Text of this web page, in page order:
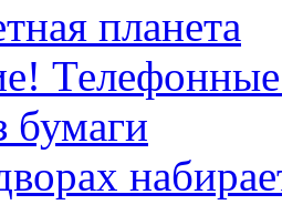
планета
бумаги